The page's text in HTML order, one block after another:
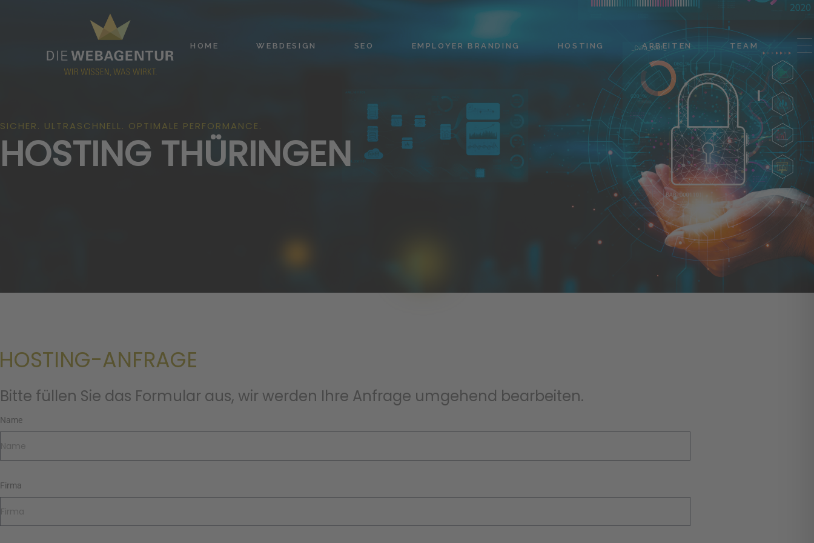
HOME WEBDESIGN SEO EMPLOYER BRANDING HOSTING ARBEITEN TEAM
SICHER. ULTRASCHNELL. OPTIMALE PERFORMANCE.
HOSTING THÜRINGEN
ANFRAGE
Bitte füllen Sie das Formular aus, wir werden Ihre Anfrage umgehend bearbeiten.
Name
Firma